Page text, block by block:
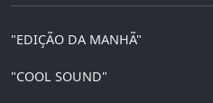
"EDIÇÃO DA MANHÃ"
"COOL SOUND"